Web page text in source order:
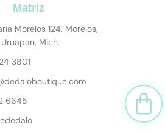
Matriz
Morelos 124, Morelos,
Mich.
3801
6645